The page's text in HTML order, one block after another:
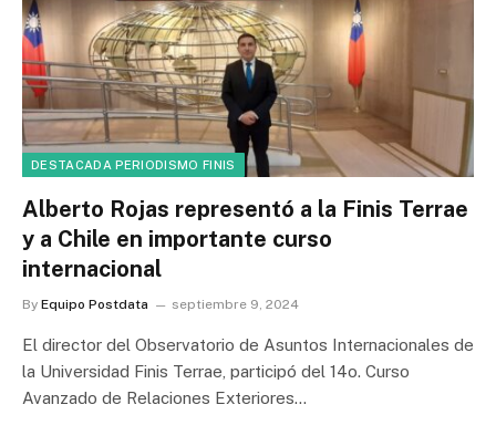
DESTACADA PERIODISMO FINIS
Alberto Rojas representó a la Finis Terrae
y a Chile en importante curso
internacional
By Equipo Postdata septiembre 9, 2024
El director del Observatorio de Asuntos Internacionales de
la Universidad Finis Terrae, participó del 14o. Curso
Avanzado de Relaciones Exteriores…